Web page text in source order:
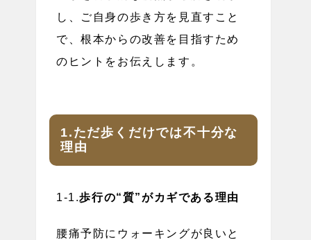
し、ご自身の歩き方を見直すこと
で、根本からの改善を目指すため
のヒントをお伝えします。
1.ただ歩くだけでは不十分な
理由
1-1.歩行の“質”がカギである理由
腰痛予防にウォーキングが良いと